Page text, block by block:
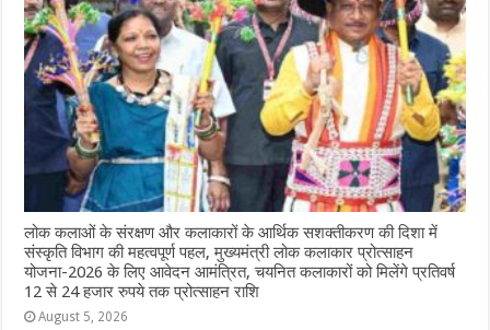
लोक कलाओं के संरक्षण और कलाकारों के आर्थिक सशक्तीकरण की दिशा में
संस्कृति विभाग की महत्वपूर्ण पहल, मुख्यमंत्री लोक कलाकार प्रोत्साहन
योजना-2026 के लिए आवेदन आमंत्रित, चयनित कलाकारों को मिलेंगे प्रतिवर्ष
12 से 24 हजार रुपये तक प्रोत्साहन राशि
August 5, 2026